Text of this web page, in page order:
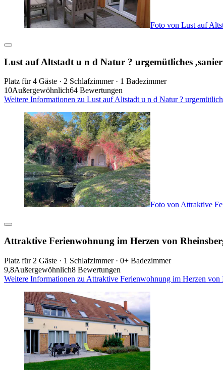
Foto von Lust auf
Lust auf Altstadt u n d Natur ? urgemütliches
Platz für 4 Gäste · 2 Schlafzimmer · 1 Badezimmer
10Außergewöhnlich64 Bewertungen
Weitere Informationen zu Lust auf Altstadt u n d Natur ?
Foto von Attraktive
Attraktive Ferienwohnung im Herzen von
Platz für 2 Gäste · 1 Schlafzimmer · 0+ Badezimmer
9,8Außergewöhnlich8 Bewertungen
Weitere Informationen zu Attraktive Ferienwohnung im Herzen